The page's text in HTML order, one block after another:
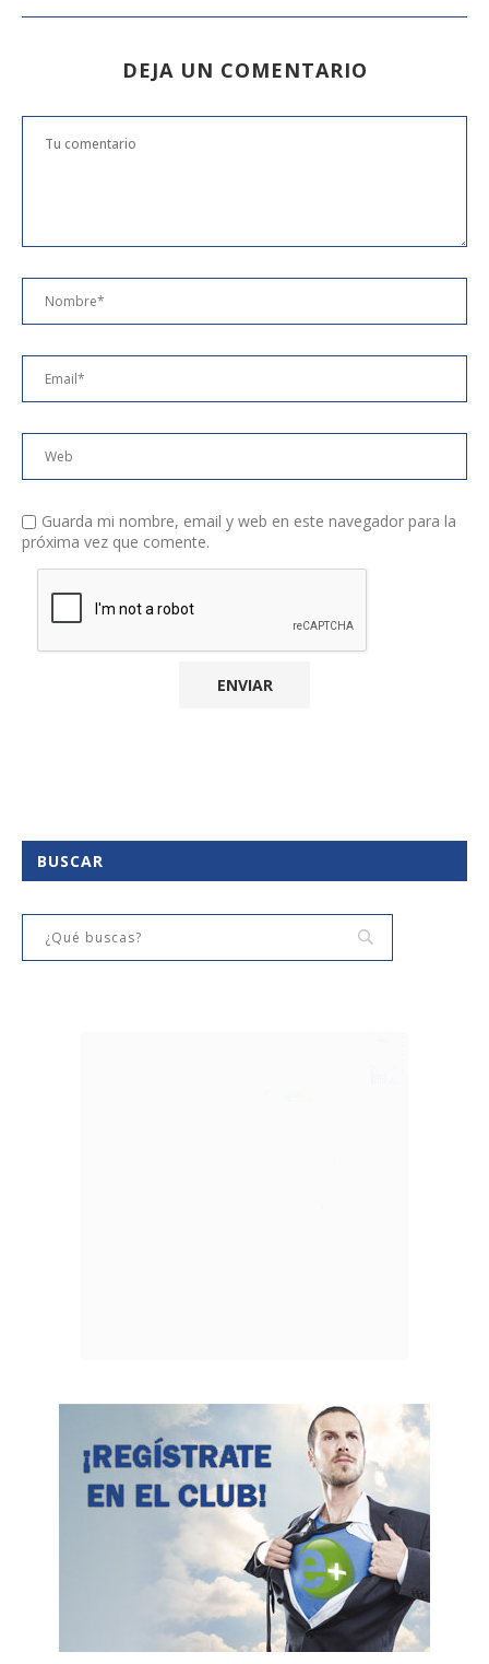
DEJA UN COMENTARIO
Guarda mi nombre, email y web en este navegador para la
próxima vez que comente.
BUSCAR